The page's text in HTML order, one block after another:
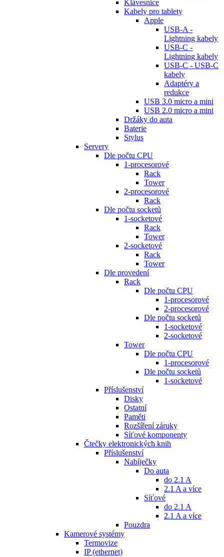
Klávesnice
Kabely pro tablety
Apple
USB-A -
Lightning kabely
USB-C -
Lightning kabely
USB-C - USB-C
kabely
Adaptéry a
redukce
USB 3.0 micro a mini
USB 2.0 micro a mini
Držáky do auta
Baterie
Stylus
Servery
Dle počtu CPU
1-procesorové
Rack
Tower
2-procesorové
Rack
Dle počtu socketů
1-socketové
Rack
Tower
2-socketové
Rack
Tower
Dle provedení
Rack
Dle počtu CPU
1-procesorové
2-procesorové
Dle počtu socketů
1-socketové
2-socketové
Tower
Dle počtu CPU
1-procesorové
Dle počtu socketů
1-socketové
Příslušenství
Disky
Ostatní
Paměti
Rozšíření záruky
Síťové komponenty
Čtečky elektronických knih
Příslušenství
Nabíječky
Do auta
do 2.1 A
2.1 A a více
Síťové
do 2.1 A
2.1 A a více
Pouzdra
Kamerové systémy
Termovize
IP (ethernet)